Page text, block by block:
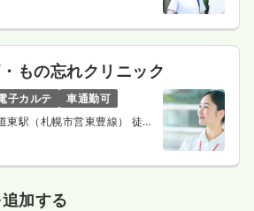
もの忘れクリニック
子カルテ
車通勤可
東駅（札幌市営東豊線） 徒歩
加する